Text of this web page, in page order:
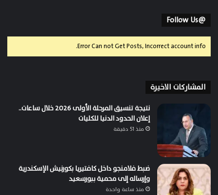
@Follow Us
Error Can not Get Posts, Incorrect account info.
المشاركات الاخيرة
نتيجة تنسيق المرحلة الأولى 2026 خلال ساعات..
إعلان الحدود الدنيا للكليات
منذ 51 دقيقة
ضبط فلامنجو داخل كافتيريا بكورنيش الإسكندرية
وإرساله إلى محمية ببورسعيد
منذ ساعة واحدة